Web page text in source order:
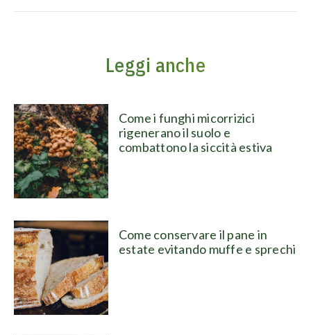
Leggi anche
Come i funghi micorrizici
rigenerano il suolo e
combattono la siccità estiva
Come conservare il pane in
estate evitando muffe e sprechi